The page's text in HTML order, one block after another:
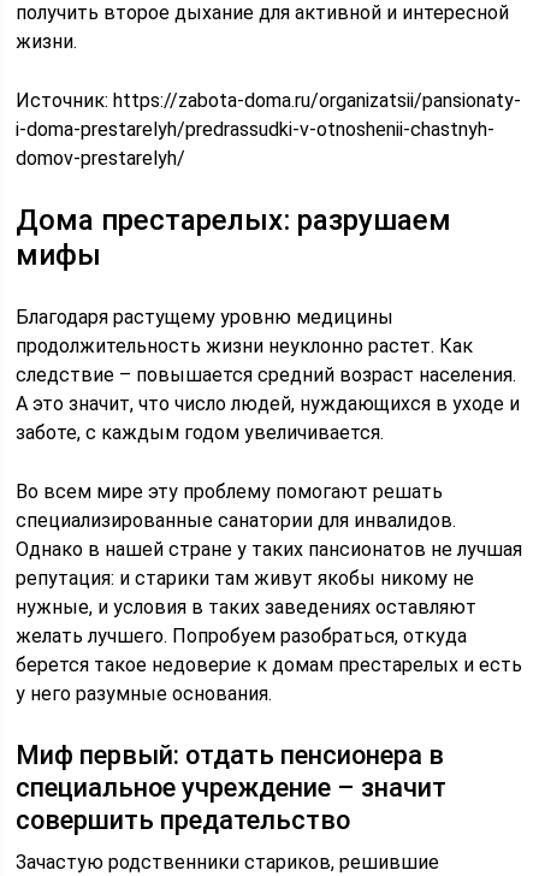
получить второе дыхание для активной и интересной
жизни.
Источник: https://zabota-doma.ru/organizatsii/pansionaty-
i-doma-prestarelyh/predrassudki-v-otnoshenii-chastnyh-
domov-prestarelyh/
Дома престарелых: разрушаем
мифы
Благодаря растущему уровню медицины
продолжительность жизни неуклонно растет. Как
следствие – повышается средний возраст населения.
А это значит, что число людей, нуждающихся в уходе и
заботе, с каждым годом увеличивается.
Во всем мире эту проблему помогают решать
специализированные санатории для инвалидов.
Однако в нашей стране у таких пансионатов не лучшая
репутация: и старики там живут якобы никому не
нужные, и условия в таких заведениях оставляют
желать лучшего. Попробуем разобраться, откуда
берется такое недоверие к домам престарелых и есть
у него разумные основания.
Миф первый: отдать пенсионера в
специальное учреждение – значит
совершить предательство
Зачастую родственники стариков, решившие